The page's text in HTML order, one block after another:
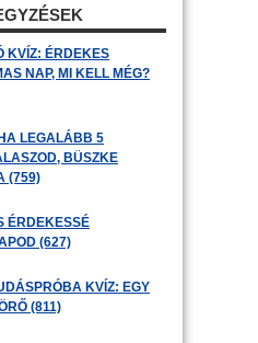
KVÍZ: ÉRDEKES
NAP, MI KELL MÉG?
LEGALÁBB 5
BÜSZKE
(759)
ÉRDEKESSÉ
(627)
KVÍZ: EGY
(811)